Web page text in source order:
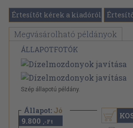
Értesítőt kérek a kiadóról
Megvásárolható példányok
ÁLLAPOTFOTÓK
Szép állapotú példány.
Állapot: Jó
9.800 ,-Ft